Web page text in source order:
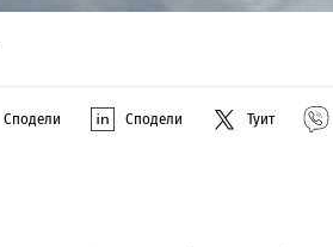
Сподели Сподели Туит